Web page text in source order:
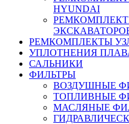
HYUNDAI
ЭКСКАВАТОРОВ
РЕМКОМПЛЕКТЫ
УПЛОТНЕНИЯ
САЛЬНИКИ
ФИЛЬТРЫ
ВОЗДУШНЫЕ
ТОПЛИВНЫЕ
МАСЛЯНЫЕ